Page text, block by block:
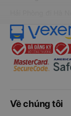
Về chúng tôi